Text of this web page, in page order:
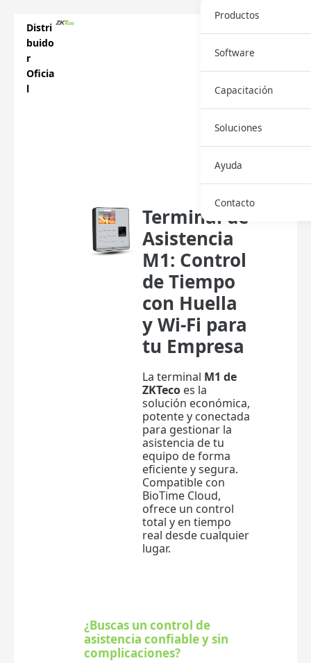
Distri
buido
r
Oficia
l
Descar
Ficha
Terminal de
Asistencia
M1: Control
de Tiempo
con Huella
y Wi-Fi para
tu Empresa
La terminal M1 de
ZKTecoes la
solución económica,
potente y conectada
para gestionar la
asistencia de tu
equipo de forma
eficiente y segura.
Compatible con
BioTime Cloud,
ofrece un control
total y en tiempo
real desde cualquier
lugar.
¿Buscas un control de
asistencia confiable y sin
complicaciones?
Productos
Software
Capacitación
Soluciones
Ayuda
Contacto